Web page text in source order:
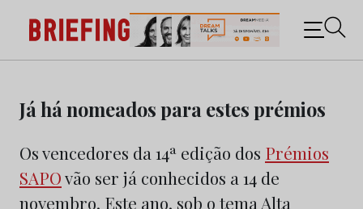
content
Briefing: Todas as notícias sobre os negócios do
Marketing e da Publicidade
Já há nomeados para estes prémios
Os vencedores da 14ª edição dos Prémios
SAPOvão ser já conhecidos a 14 de
novembro. Este ano, sob o tema Alta